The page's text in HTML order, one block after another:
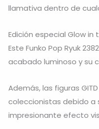
llamativa dentro de
Edición especial Glow in
Este Funko Pop Ryuk
acabado luminoso y su
Además, las figuras
coleccionistas debido a
impresionante efecto